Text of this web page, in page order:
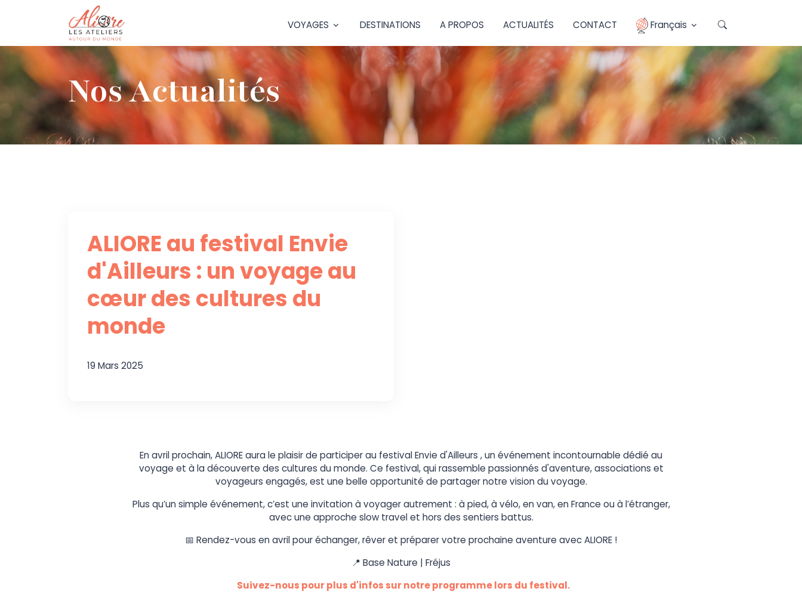
VOYAGES DESTINATIONS A PROPOS ACTUALITÉS CONTACT Français
Nos Actualités
ALIORE au festival Envie
d'Ailleurs : un voyage au
cœur des cultures du
monde
19 Mars 2025
En avril prochain, ALIORE aura le plaisir de participer au festival Envie d'Ailleurs , un événement incontournable dédié au
voyage et à la découverte des cultures du monde. Ce festival, qui rassemble passionnés d'aventure, associations et
voyageurs engagés, est une belle opportunité de partager notre vision du voyage.
Plus qu’un simple événement, c’est une invitation à voyager autrement : à pied, à vélo, en van, en France ou à l’étranger,
avec une approche slow travel et hors des sentiers battus.
📅 Rendez-vous en avril pour échanger, rêver et préparer votre prochaine aventure avec ALIORE !
📍 Base Nature | Fréjus
Suivez-nous pour plus d'infos sur notre programme lors du festival.